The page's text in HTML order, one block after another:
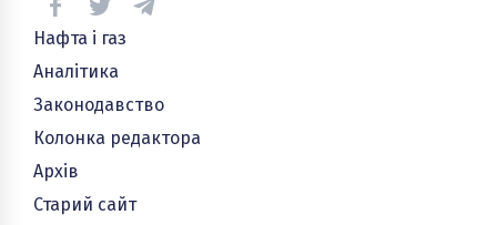
Нафта і газ
Аналітика
Законодавство
Колонка редактора
Архів
Старий сайт